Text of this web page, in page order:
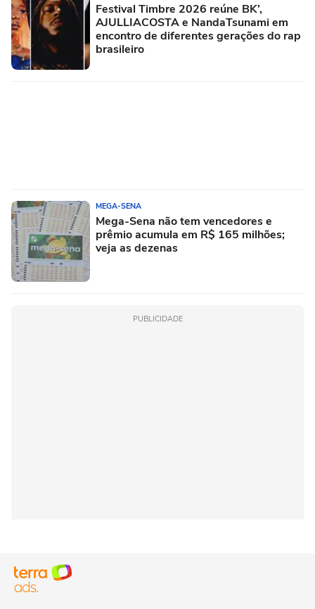
Festival Timbre 2026 reúne BK’,
AJULLIACOSTA e NandaTsunami em
encontro de diferentes gerações do rap
brasileiro
MEGA-SENA
Mega-Sena não tem vencedores e
prêmio acumula em R$ 165 milhões;
veja as dezenas
PUBLICIDADE